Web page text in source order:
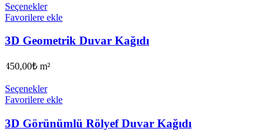
Seçenekler
Favorilere ekle
3D Geometrik Duvar Kağıdı
450,00₺ m²
Seçenekler
Favorilere ekle
3D Görünümlü Rölyef Duvar Kağıdı